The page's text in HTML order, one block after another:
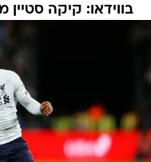
בווידאו: קיקה סטיין